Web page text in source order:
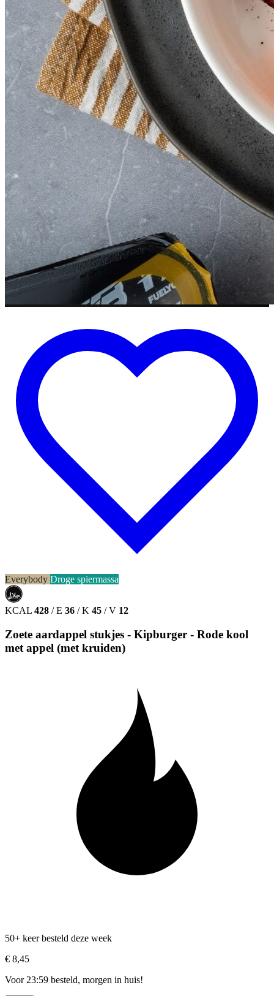
Everybody Droge spiermassa
حلال
HALAL
KCAL 428 / E 36 / K 45 / V 12
Zoete aardappel stukjes - Kipburger - Rode kool
met appel (met kruiden)
50+ keer besteld deze week
€ 8,45
Voor 23:59 besteld, morgen in huis!